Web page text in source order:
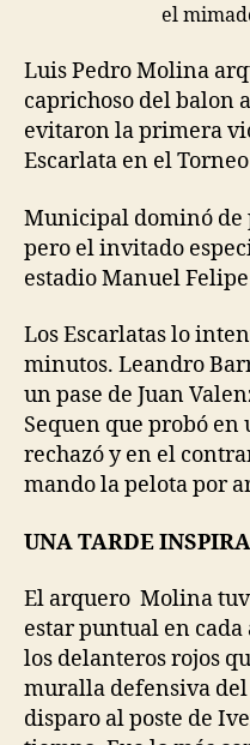
el
Luis Pedro Molina
caprichoso del balon
evitaron la primera
Escarlata en el
Municipal dominó de
pero el invitado
estadio Manuel
Los Escarlatas lo
minutos. Leandro
un pase de Juan
Sequen que probó
rechazó y en el
mando la pelota por
UNA TARDE
El arquero Molina
estar puntual en
los delanteros rojos
muralla defensiva
disparo al poste de